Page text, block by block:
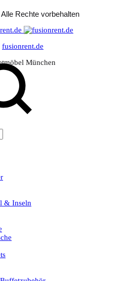
Rechte vorbehalten
fusionrent.de
München
& Inseln